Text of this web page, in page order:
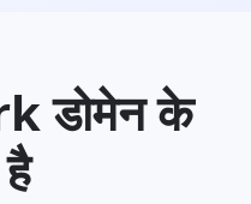
डोमेन के